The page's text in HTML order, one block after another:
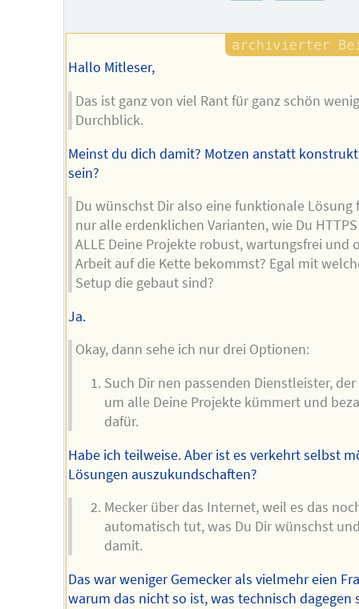
Hallo Mitleser,
Das ist ganz von viel Rant für ganz schön
Durchblick.
Meinst du dich damit? Motzen anstatt
sein?
Du wünschst Dir also eine funktionale Lösung
nur alle erdenklichen Varianten, wie Du
ALLE Deine Projekte robust, wartungsfrei und
Arbeit auf die Kette bekommst? Egal mit
Setup die gebaut sind?
Ja.
Okay, dann sehe ich nur drei Optionen:
Such Dir nen passenden Dienstleister, der
um alle Deine Projekte kümmert und
dafür.
Habe ich teilweise. Aber ist es verkehrt selbst
Lösungen auszukundschaften?
Mecker über das Internet, weil es das
automatisch tut, was Du Dir wünschst
damit.
Das war weniger Gemecker als vielmehr eien
warum das nicht so ist, was technisch dagegen